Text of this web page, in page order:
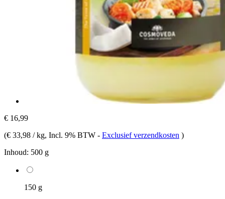
€ 16,99
(€ 33,98 / kg, Incl. 9% BTW - Exclusief verzendkosten )
Inhoud: 500 g
150 g